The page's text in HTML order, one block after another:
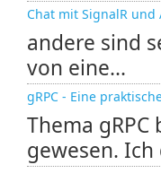
Chat mit SignalR und
andere sind
von eine...
gRPC - Eine
Thema
gewesen. Ich